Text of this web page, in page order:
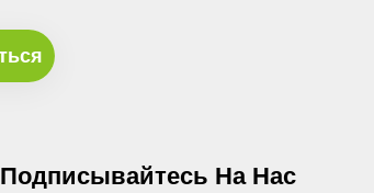
Подписывайтесь На Нас